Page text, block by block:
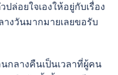
ล่อยใจเองให้อยู่กับเรื่อง
างวันมากมายเลยขอรับ
กลางคืนเป็นเวลาที่ผู้คน